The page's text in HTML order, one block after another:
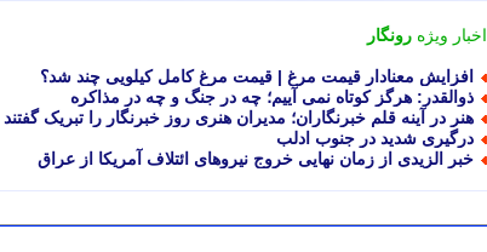
اخبار ویژه رونگار
افزایش معنادار قیمت مرغ | قیمت مرغ کامل کیلویی چند شد؟
ذوالقدر: هرگز کوتاه نمی آییم؛ چه در جنگ و چه در مذاکره
هنر در آینه قلم خبرنگاران؛ مدیران هنری روز خبرنگار را تبریک گفتند
درگیری شدید در جنوب ادلب
خبر الزیدی از زمان نهایی خروج نیروهای ائتلاف آمریکا از عراق